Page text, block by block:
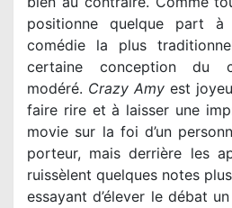
positionne quelque part à
comédie la plus
certaine conception du
modéré. Crazy Amy est
faire rire et à laisser une
movie sur la foi d’un
porteur, mais derrière les
ruissèlent quelques notes
essayant d’élever le débat